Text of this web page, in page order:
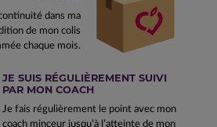
dans ma
de mon colis
chaque mois.
JE SUIS RÉGULIÈREMENT SUIVI
PAR MON COACH
Je fais régulièrement le point avec mon
coach minceur jusqu’à l’atteinte de mon